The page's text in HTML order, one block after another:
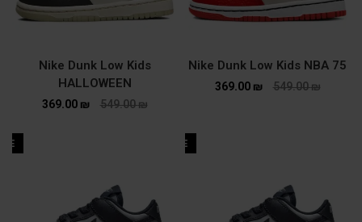
Nike Dunk Low Kids NBA 75
549.00₪
369.00 ₪
Nike Dunk Low Kids
HALLOWEEN
549.00₪
369.00 ₪
SALE